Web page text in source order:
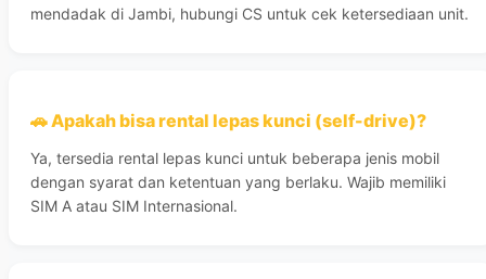
mendadak di Jambi, hubungi CS untuk cek ketersediaan unit.
🚗 Apakah bisa rental lepas kunci (self-drive)?
Ya, tersedia rental lepas kunci untuk beberapa jenis mobil
dengan syarat dan ketentuan yang berlaku. Wajib memiliki
SIM A atau SIM Internasional.